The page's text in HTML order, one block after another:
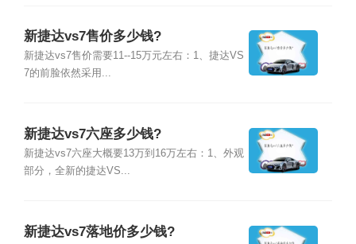
新捷达vs7售价多少钱?
新捷达vs7售价需要11--15万元左右：1、捷达VS
7的前脸依然采用...
新捷达vs7六座多少钱?
新捷达vs7六座大概要13万到16万左右：1、外观
部分，全新的捷达VS...
新捷达vs7落地价多少钱?